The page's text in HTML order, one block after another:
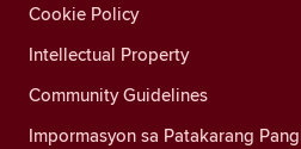
Cookie Policy
Intellectual Property
Community Guidelines
Impormasyon sa Patakarang